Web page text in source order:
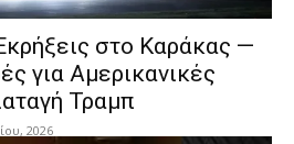
στο Καράκας —
για Αμερικανικές
Τραμπ
2026